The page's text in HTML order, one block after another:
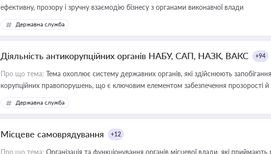
ефективну, прозору і зручну взаємодію бізнесу з органами виконавчої влади
Державна служба
Діяльність антикорупційних органів НАБУ, САП, НАЗК, ВАКС +94
Про що тема: Тема охоплює систему державних органів, які здійснюють
корупційних правопорушень, що є ключовим елементом забезпечення прозорості й
та бізнесі
Державна служба
Місцеве самоврядування +12
Про що тема: Організація та функціонування органів місцевої влади, які